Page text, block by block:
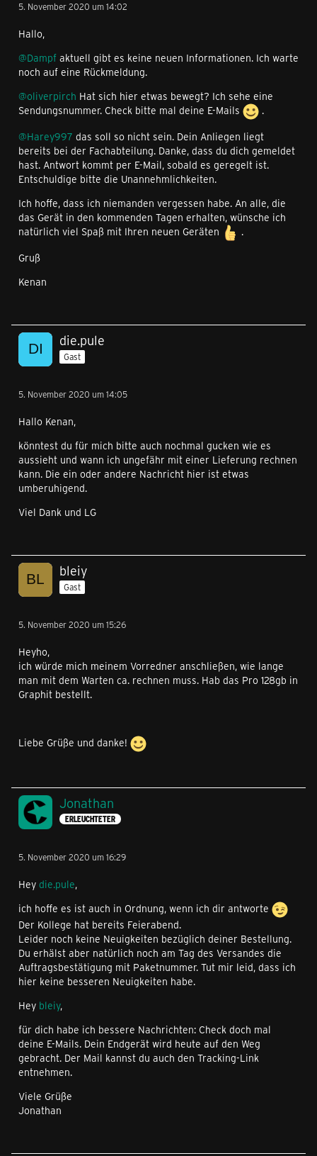
5. November 2020 um 14:02
Hallo,
@Dampf aktuell gibt es keine neuen Informationen. Ich warte
noch auf eine Rückmeldung.
@oliverpirch Hat sich hier etwas bewegt? Ich sehe eine
Sendungsnummer. Check bitte mal deine E-Mails
.
@Harey997 das soll so nicht sein. Dein Anliegen liegt
bereits bei der Fachabteilung. Danke, dass du dich gemeldet
hast. Antwort kommt per E-Mail, sobald es geregelt ist.
Entschuldige bitte die Unannehmlichkeiten.
Ich hoffe, dass ich niemanden vergessen habe. An alle, die
das Gerät in den kommenden Tagen erhalten, wünsche ich
natürlich viel Spaß mit Ihren neuen Geräten
.
Gruß
Kenan
die.pule
Gast
5. November 2020 um 14:05
Hallo Kenan,
könntest du für mich bitte auch nochmal gucken wie es
aussieht und wann ich ungefähr mit einer Lieferung rechnen
kann. Die ein oder andere Nachricht hier ist etwas
umberuhigend.
Viel Dank und LG
bleiy
Gast
5. November 2020 um 15:26
Heyho,
ich würde mich meinem Vorredner anschließen, wie lange
man mit dem Warten ca. rechnen muss. Hab das Pro 128gb in
Graphit bestellt.
Liebe Grüße und danke!
Jonathan
ERLEUCHTETER
5. November 2020 um 16:29
Hey die.pule,
ich hoffe es ist auch in Ordnung, wenn ich dir antworte
Der Kollege hat bereits Feierabend.
Leider noch keine Neuigkeiten bezüglich deiner Bestellung.
Du erhälst aber natürlich noch am Tag des Versandes die
Auftragsbestätigung mit Paketnummer. Tut mir leid, dass ich
hier keine besseren Neuigkeiten habe.
Hey bleiy,
für dich habe ich bessere Nachrichten: Check doch mal
deine E-Mails. Dein Endgerät wird heute auf den Weg
gebracht. Der Mail kannst du auch den Tracking-Link
entnehmen.
Viele Grüße
Jonathan